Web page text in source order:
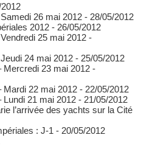
26 mai 2012 - 28/05/2012
2012 - 26/05/2012
25 mai 2012 -
24 mai 2012 - 25/05/2012
Mercredi 23 mai 2012 -
Mardi 22 mai 2012 - 22/05/2012
Lundi 21 mai 2012 - 21/05/2012
l’arrivée des yachts sur la Cité
: J-1 - 20/05/2012